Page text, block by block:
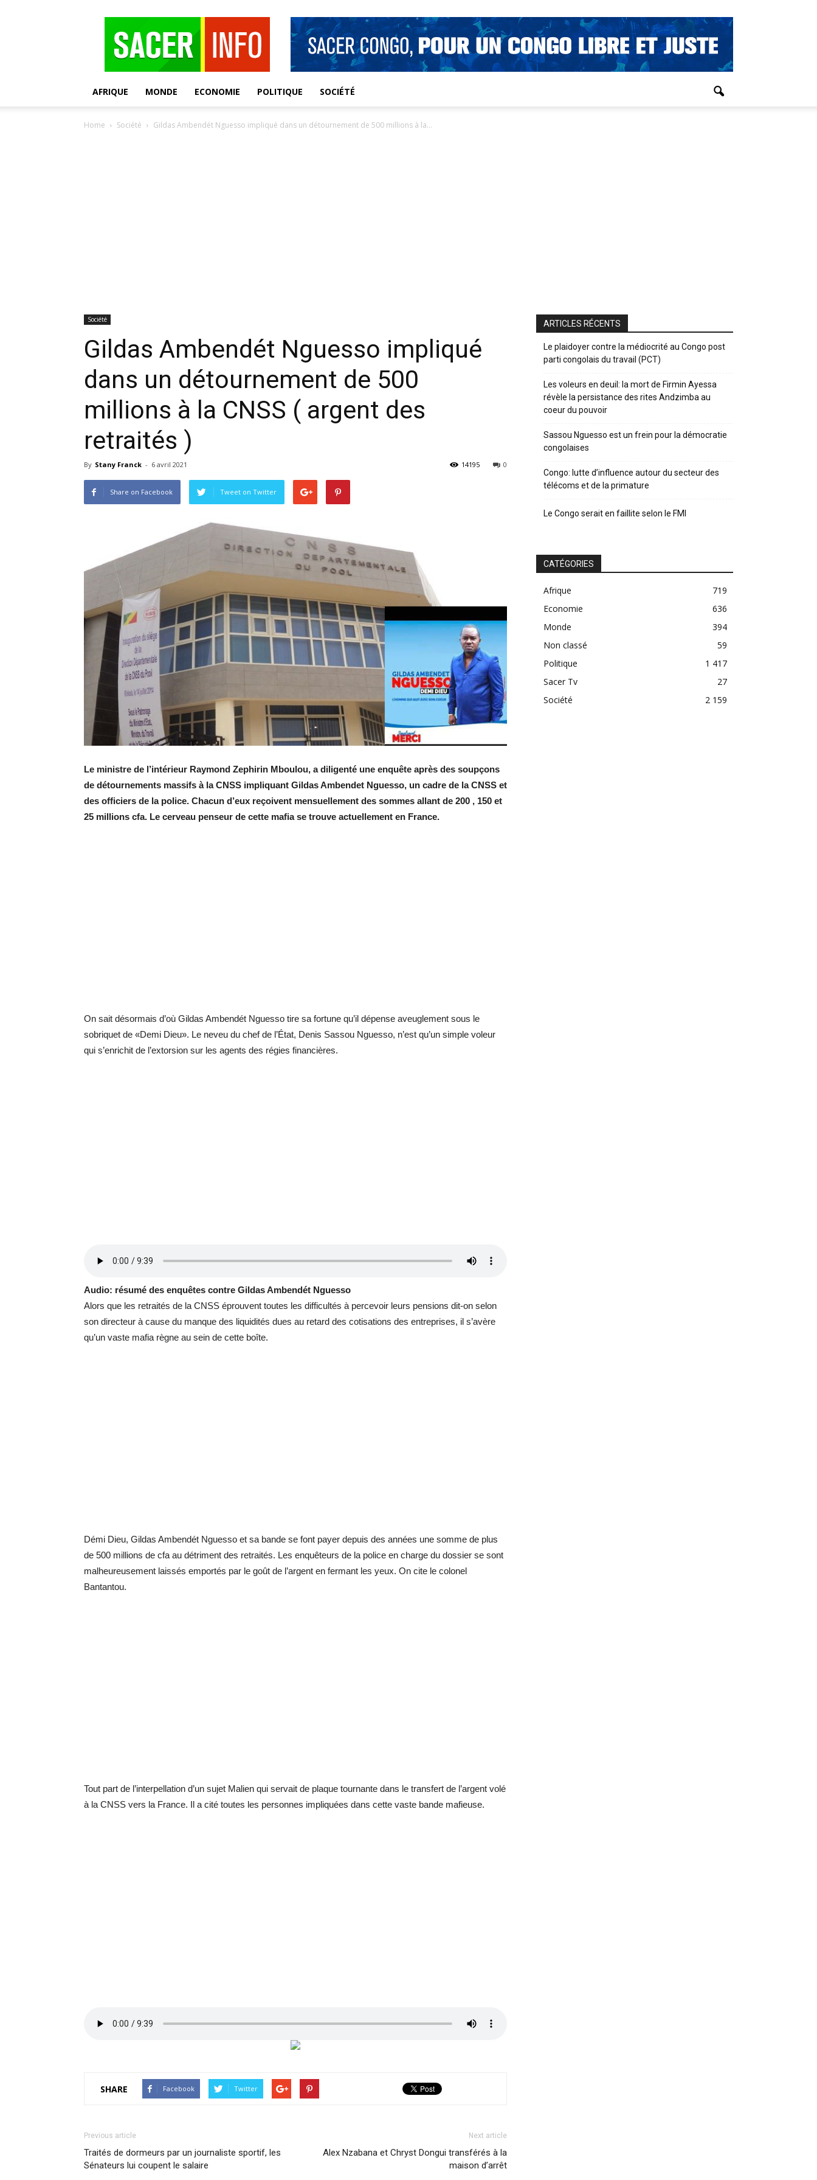
AFRIQUE MONDE ECONOMIE POLITIQUE SOCIÉTÉ
Home Société Gildas Ambendét Nguesso impliqué dans un détournement de 500 millions à la...
Société
Gildas Ambendét Nguesso impliqué
dans un détournement de 500
millions à la CNSS ( argent des
retraités )
By Stany Franck - 6 avril 2021 0
14195
Share on Facebook Tweet on Twitter
Le ministre de l’intérieur Raymond Zephirin Mboulou, a diligenté une enquête après des soupçons
de détournements massifs à la CNSS impliquant Gildas Ambendet Nguesso, un cadre de la CNSS et
des officiers de la police. Chacun d’eux reçoivent mensuellement des sommes allant de 200 , 150 et
25 millions cfa. Le cerveau penseur de cette mafia se trouve actuellement en France.
On sait désormais d’où Gildas Ambendét Nguesso tire sa fortune qu’il dépense aveuglement sous le
sobriquet de «Demi Dieu». Le neveu du chef de l’État, Denis Sassou Nguesso, n’est qu’un simple voleur
qui s’enrichit de l’extorsion sur les agents des régies financières.
Audio: résumé des enquêtes contre Gildas Ambendét Nguesso
Alors que les retraités de la CNSS éprouvent toutes les difficultés à percevoir leurs pensions dit-on selon
son directeur à cause du manque des liquidités dues au retard des cotisations des entreprises, il s’avère
qu’un vaste mafia règne au sein de cette boîte.
Démi Dieu, Gildas Ambendét Nguesso et sa bande se font payer depuis des années une somme de plus
de 500 millions de cfa au détriment des retraités. Les enquêteurs de la police en charge du dossier se sont
malheureusement laissés emportés par le goût de l’argent en fermant les yeux. On cite le colonel
Bantantou.
Tout part de l’interpellation d’un sujet Malien qui servait de plaque tournante dans le transfert de l’argent volé
à la CNSS vers la France. Il a cité toutes les personnes impliquées dans cette vaste bande mafieuse.
SHARE Facebook Twitter
Previous article
Traités de dormeurs par un journaliste sportif, les
Sénateurs lui coupent le salaire
Next article
Alex Nzabana et Chryst Dongui transférés à la
maison d’arrêt
ARTICLES RÉCENTS
Le plaidoyer contre la médiocrité au Congo post
parti congolais du travail (PCT)
Les voleurs en deuil: la mort de Firmin Ayessa
révèle la persistance des rites Andzimba au
coeur du pouvoir
Sassou Nguesso est un frein pour la démocratie
congolaises
Congo: lutte d’influence autour du secteur des
télécoms et de la primature
Le Congo serait en faillite selon le FMI
CATÉGORIES
Afrique
719
Economie
636
Monde
394
Non classé
59
Politique
1 417
Sacer Tv
27
Société
2 159